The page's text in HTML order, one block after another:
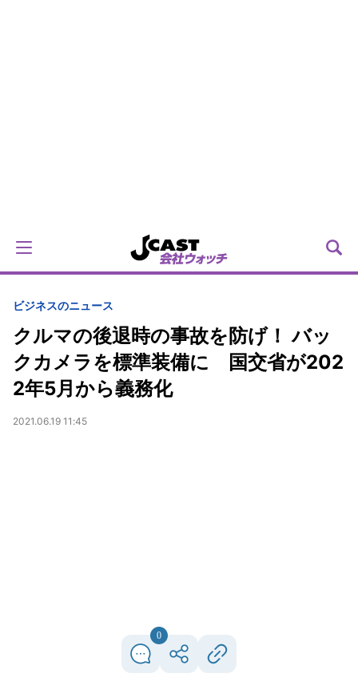
ビジネスのニュース
クルマの後退時の事故を防げ！ バッ
クカメラを標準装備に 国交省が202
2年5月から義務化
2021.06.19 11:45
0